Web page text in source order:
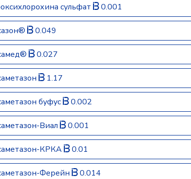
сульфат 0.001
0.049
0.027
1.17
буфус 0.002
Виал 0.001
КРКА 0.01
Ферейн 0.014